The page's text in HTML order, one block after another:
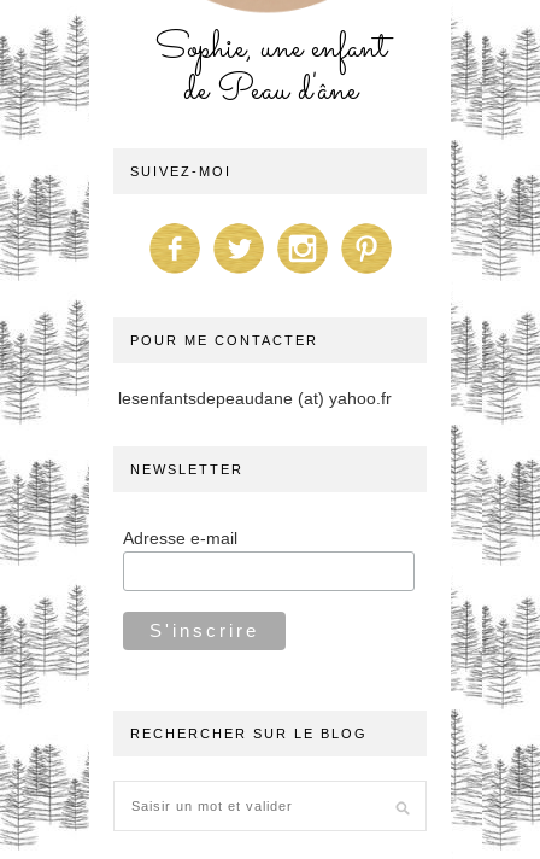
Sophie, une enfant
de Peau d'âne
SUIVEZ-MOI
POUR ME CONTACTER
lesenfantsdepeaudane (at) yahoo.fr
NEWSLETTER
Adresse e-mail
RECHERCHER SUR LE BLOG